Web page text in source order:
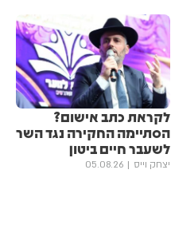
לקראת כתב אישום?
הסתיימה החקירה נגד השר
לשעבר חיים ביטון
יצחק וייס 05.08.26